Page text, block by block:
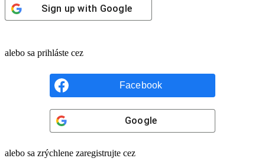
Sign up with Google
alebo sa prihláste cez
Facebook
Google
alebo sa zrýchlene zaregistrujte cez